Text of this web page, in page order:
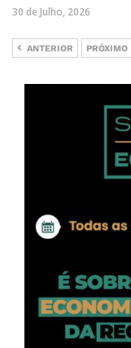
30 de Julho, 2026
ANTERIOR PRÓXIMO